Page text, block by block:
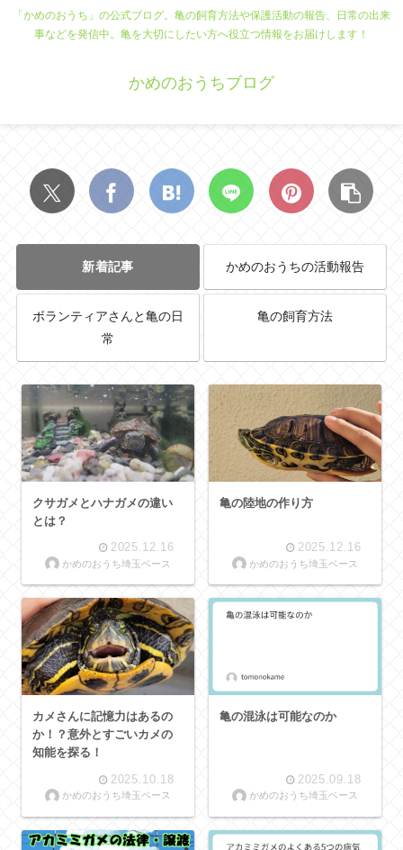
「かめのおうち」の公式ブログ。亀の飼育方法や保護活動の報告、日常の出来
事などを発信中。亀を大切にしたい方へ役立つ情報をお届けします！
かめのおうちブログ
新着記事 かめのおうちの活動報告
ボランティアさんと亀の日
常
亀の飼育方法
クサガメとハナガメの違い
とは？
2025.12.16
かめのおうち埼玉ベース
亀の陸地の作り方
2025.12.16
かめのおうち埼玉ベース
カメさんに記憶力はあるの
か！？意外とすごいカメの
知能を探る！
2025.10.18
かめのおうち埼玉ベース
亀の混泳は可能なのか
2025.09.18
かめのおうち埼玉ベース